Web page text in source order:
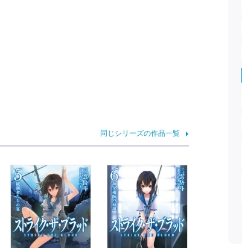
同じシリーズの作品一覧